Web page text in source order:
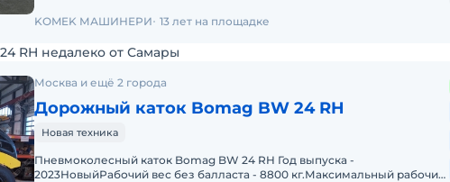
KOMEK МАШИНЕРИ 13 лет на площадке
RH недалеко от Самары
Москва и ещё 2 города
Дорожный каток Bomag BW 24 RH
Новая техника
Пневмоколесный каток Bomag BW 24 RH Год выпуска -
2023НовыйРабочий вес без балласта - 8800 кг.Максимальный рабочий